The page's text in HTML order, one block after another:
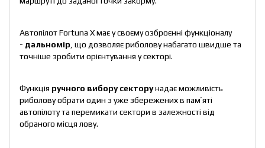
Автопілот Fortuna X має у своєму озброєнні функціоналу
- дальномір , що дозволяє риболову набагато швидше та
точніше зробити орієнтування у секторі.
Функція ручного вибору секторунадає можливість
риболову обрати один з уже збережених в памʼяті
автопілоту та перемикати сектори в залежності від
обраного місця лову.